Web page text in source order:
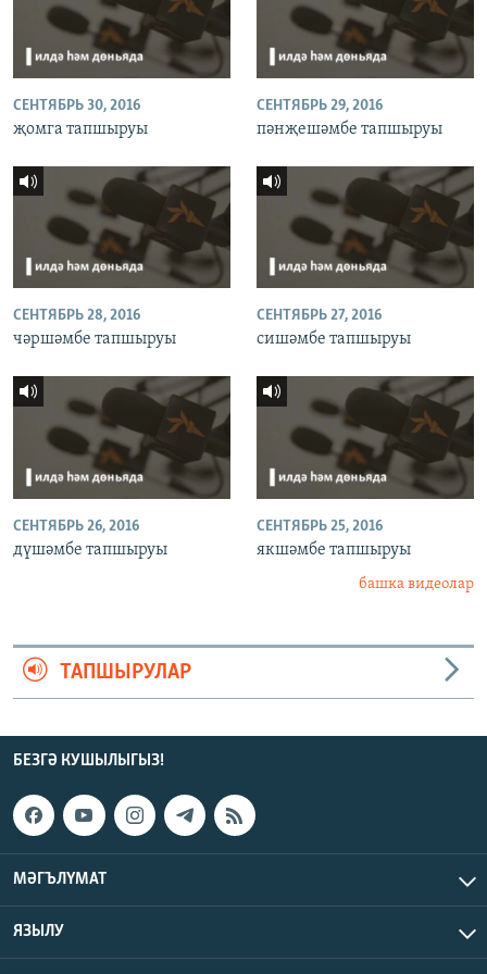
СЕНТЯБРЬ 30, 2016
җомга тапшыруы
СЕНТЯБРЬ 29, 2016
пәнҗешәмбе тапшыруы
СЕНТЯБРЬ 28, 2016
чәршәмбе тапшыруы
СЕНТЯБРЬ 27, 2016
сишәмбе тапшыруы
СЕНТЯБРЬ 26, 2016
дүшәмбе тапшыруы
СЕНТЯБРЬ 25, 2016
якшәмбе тапшыруы
башка видеолар
ТАПШЫРУЛАР
БЕЗГӘ КУШЫЛЫГЫЗ!
МӘГЪЛҮМАТ
ЯЗЫЛУ